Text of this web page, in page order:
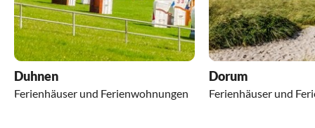
Duhnen
Ferienhäuser und Ferienwohnungen
Dorum
Ferienhäuser und